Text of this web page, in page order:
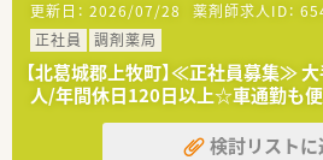
齢層の方がご活躍されています。
■残業代も1分単位でつくため、サ
しても取り組まれています。年間
暇取得義務があり、連続での取得
出来る為、ライフワークバランスも
更新日： 2026/07/28 薬剤師求人ID：
正社員
調剤薬局
【北葛城郡上牧町】≪正社員募集≫
人/年間休日120日以上☆車通勤も
検討リストに